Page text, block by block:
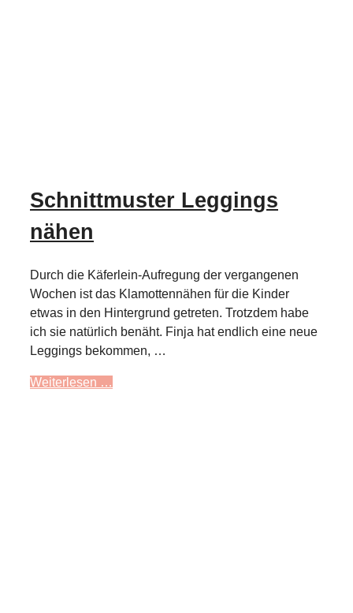
Schnittmuster Leggings
nähen
Durch die Käferlein-Aufregung der vergangenen
Wochen ist das Klamottennähen für die Kinder
etwas in den Hintergrund getreten. Trotzdem habe
ich sie natürlich benäht. Finja hat endlich eine neue
Leggings bekommen, …
Weiterlesen …